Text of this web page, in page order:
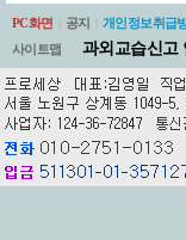
PC화면 공지 개인정보취급
사이트맵
과외교습신고